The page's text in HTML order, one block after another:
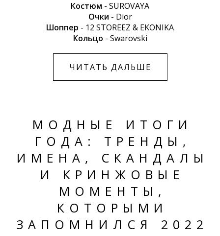
Костюм - SUROVAYA
Очки - Dior
Шоппер - 12 STOREEZ & EKONIKA
Кольцо - Swarovski
ЧИТАТЬ ДАЛЬШЕ
МОДНЫЕ ИТОГИ
ГОДА: ТРЕНДЫ,
ИМЕНА, СКАНДАЛЫ
И КРИНЖОВЫЕ
МОМЕНТЫ,
КОТОРЫМИ
ЗАПОМНИЛСЯ 2022